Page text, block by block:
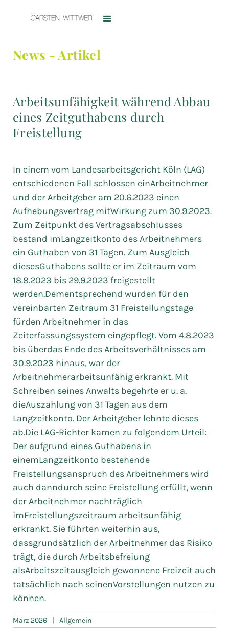
News - Artikel
Arbeitsunfähigkeit während Abbau
eines Zeitguthabens durch
Freistellung
In einem vom Landesarbeitsgericht Köln (LAG)
entschiedenen Fall schlossen einArbeitnehmer
und der Arbeitgeber am 20.6.2023 einen
Aufhebungsvertrag mitWirkung zum 30.9.2023.
Zum Zeitpunkt des Vertragsabschlusses
bestand imLangzeitkonto des Arbeitnehmers
ein Guthaben von 31 Tagen. Zum Ausgleich
diesesGuthabens sollte er im Zeitraum vom
18.8.2023 bis 29.9.2023 freigestellt
werden.Dementsprechend wurden für den
vereinbarten Zeitraum 31 Freistellungstage
fürden Arbeitnehmer in das
Zeiterfassungssystem eingepflegt. Vom 4.8.2023
bis überdas Ende des Arbeitsverhältnisses am
30.9.2023 hinaus, war der
Arbeitnehmerarbeitsunfähig erkrankt. Mit
Schreiben seines Anwalts begehrte er u. a.
dieAuszahlung von 31 Tagen aus dem
Langzeitkonto. Der Arbeitgeber lehnte dieses
ab.Die LAG-Richter kamen zu folgendem Urteil:
Der aufgrund eines Guthabens in
einemLangzeitkonto bestehende
Freistellungsanspruch des Arbeitnehmers wird
auch danndurch seine Freistellung erfüllt, wenn
der Arbeitnehmer nachträglich
imFreistellungszeitraum arbeitsunfähig
erkrankt. Sie führten weiterhin aus,
dassgrundsätzlich der Arbeitnehmer das Risiko
trägt, die durch Arbeitsbefreiung
alsArbeitszeitausgleich gewonnene Freizeit auch
tatsächlich nach seinenVorstellungen nutzen zu
können.
März 2026 | Allgemein